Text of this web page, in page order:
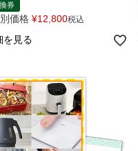
券
価格 ¥12,800税込
を見る